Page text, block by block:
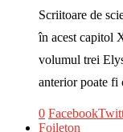
Scriitoare de
în acest capitol
volumul trei
anterior poate
0 Facebook
Foileton